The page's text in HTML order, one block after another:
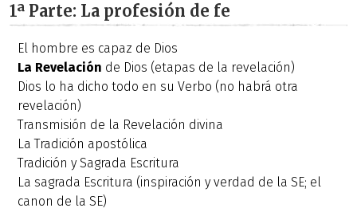
1ª Parte: La profesión de fe
El hombre es capaz de Dios
La Revelación de Dios (etapas de la revelación)
Dios lo ha dicho todo en su Verbo (no habrá otra
revelación)
Transmisión de la Revelación divina
La Tradición apostólica
Tradición y Sagrada Escritura
La sagrada Escritura (inspiración y verdad de la SE; el
canon de la SE)